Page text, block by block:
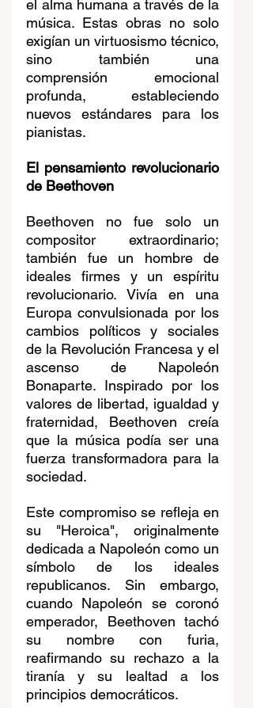
el alma humana a través de la
música. Estas obras no solo
exigían un virtuosismo técnico,
sino también una
comprensión emocional
profunda, estableciendo
nuevos estándares para los
pianistas.
El pensamiento revolucionario
de Beethoven
Beethoven no fue solo un
compositor extraordinario;
también fue un hombre de
ideales firmes y un espíritu
revolucionario. Vivía en una
Europa convulsionada por los
cambios políticos y sociales
de la Revolución Francesa y el
ascenso de Napoleón
Bonaparte. Inspirado por los
valores de libertad, igualdad y
fraternidad, Beethoven creía
que la música podía ser una
fuerza transformadora para la
sociedad.
Este compromiso se refleja en
su "Heroica", originalmente
dedicada a Napoleón como un
símbolo de los ideales
republicanos. Sin embargo,
cuando Napoleón se coronó
emperador, Beethoven tachó
su nombre con furia,
reafirmando su rechazo a la
tiranía y su lealtad a los
principios democráticos.